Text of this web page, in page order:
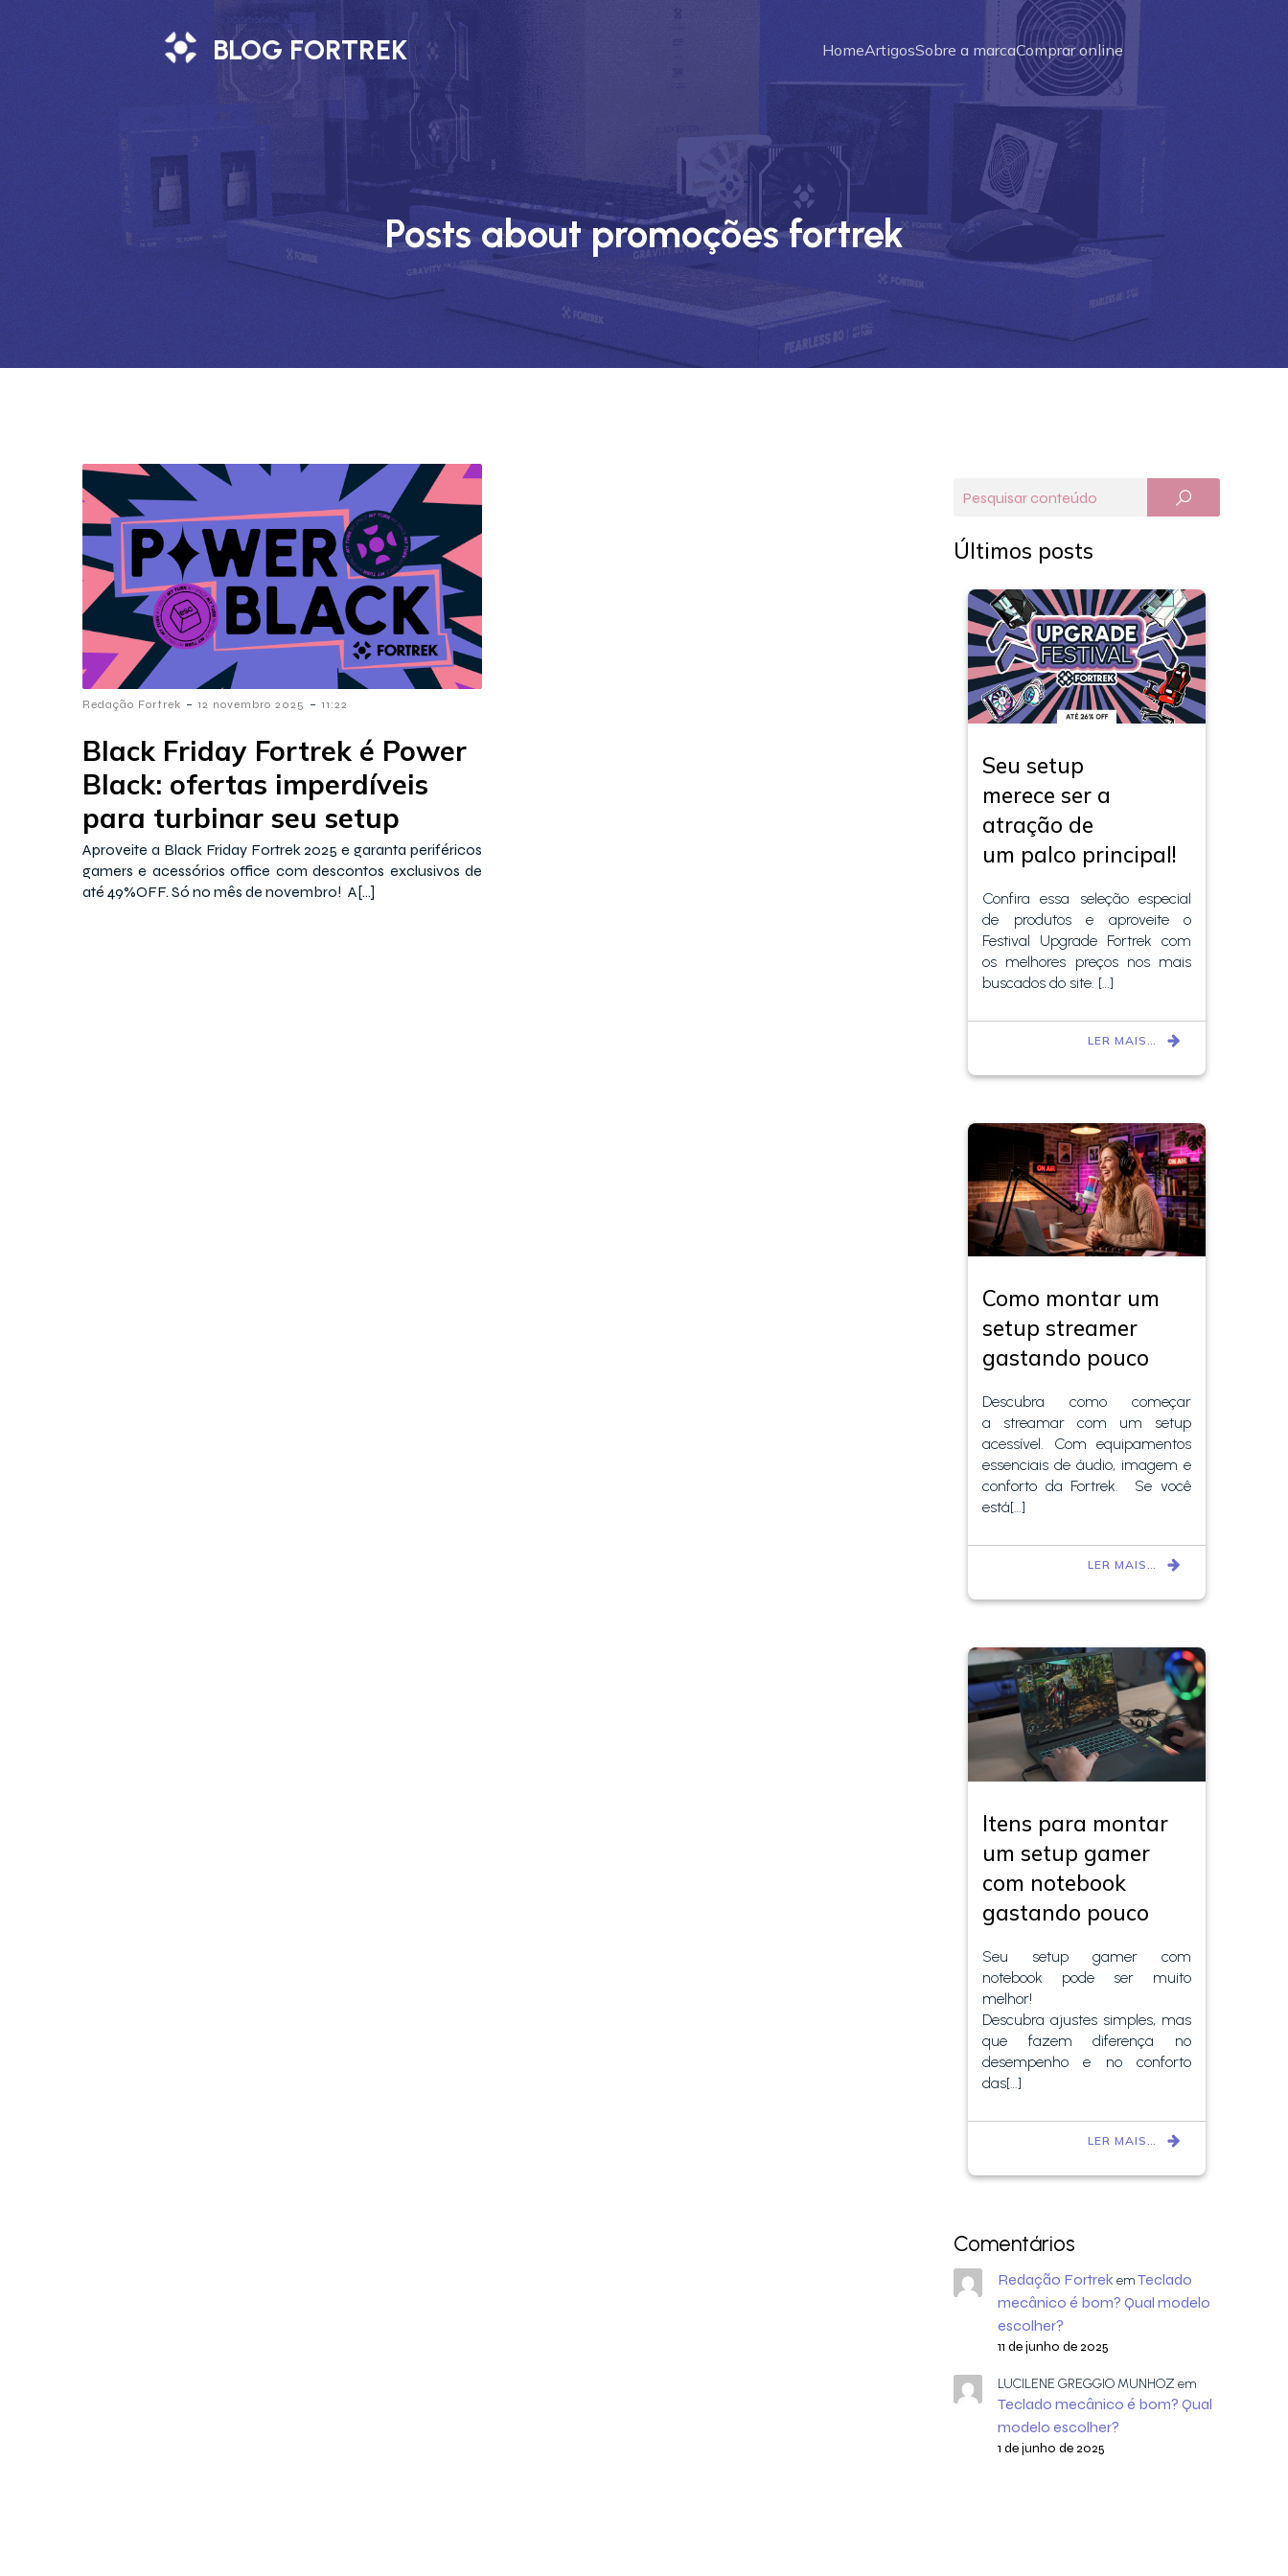
BLOG FORTREK HomeArtigosSobre a marcaComprar online
Posts about promoções fortrek
Redação Fortrek - 12 novembro 2025 - 11:22
Black Friday Fortrek é Power
Black: ofertas imperdíveis
para turbinar seu setup
Aproveite a Black Friday Fortrek 2025 e garanta periféricos
gamers e acessórios office com descontos exclusivos de
até 49%OFF. Só no mês de novembro! A[…]
Últimos posts
Seu setup
merece ser a
atração de
um palco principal!
Confira essa seleção especial
de produtos e aproveite o
Festival Upgrade Fortrek com
os melhores preços nos mais
buscados do site. […]
LER MAIS…
Como montar um
setup streamer
gastando pouco
Descubra como começar
a streamar com um setup
acessível. Com equipamentos
essenciais de áudio, imagem e
conforto da Fortrek. Se você
está[…]
LER MAIS…
Itens para montar
um setup gamer
com notebook
gastando pouco
Seu setup gamer com
notebook pode ser muito
melhor!
Descubra ajustes simples, mas
que fazem diferença no
desempenho e no conforto
das[…]
LER MAIS…
Comentários
Redação FortrekemTeclado
mecânico é bom? Qual modelo
escolher?
11 de junho de 2025
LUCILENE GREGGIO MUNHOZ em
Teclado mecânico é bom? Qual
modelo escolher?
1 de junho de 2025